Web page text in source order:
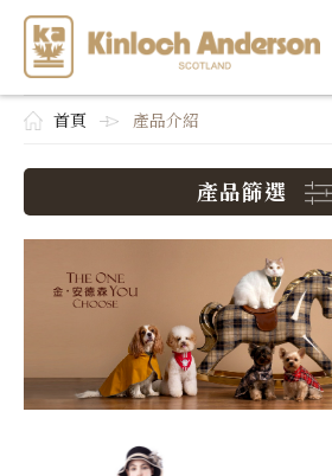
首頁 產品介紹
產品篩選